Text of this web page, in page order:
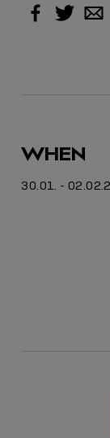
Facebook
Twitter
WHEN
30.01. -